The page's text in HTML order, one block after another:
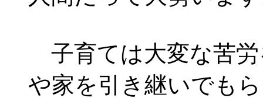
子育ては大変な苦労
や家を引き継いでも